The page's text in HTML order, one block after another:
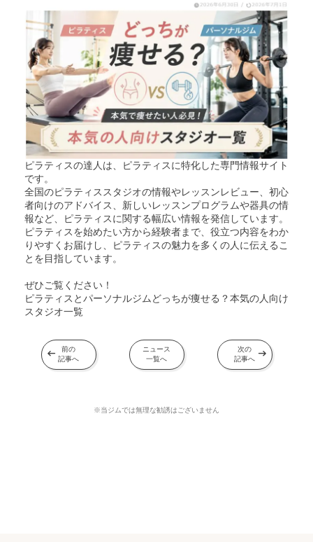
ピラティスの達人は、ピラティスに特化した専門情報サイト
です。
全国のピラティススタジオの情報やレッスンレビュー、初心
者向けのアドバイス、新しいレッスンプログラムや器具の情
報など、ピラティスに関する幅広い情報を発信しています。
ピラティスを始めたい方から経験者まで、役立つ内容をわか
りやすくお届けし、ピラティスの魅力を多くの人に伝えるこ
とを目指しています。
ぜひご覧ください！
ピラティスとパーソナルジムどっちが痩せる？本気の人向け
スタジオ一覧
arrow_left_alt
前の
記事へ
ニュース
一覧へ
次の
記事へ arrow_right_alt
​※当ジムでは無理な勧誘はございません